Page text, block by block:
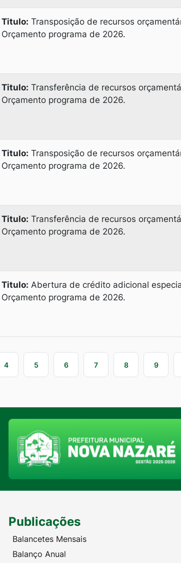
Titulo: Transposição de recursos
Orçamento programa de 2026.
Titulo: Transferência de recursos
Orçamento programa de 2026.
Titulo: Transposição de recursos
Orçamento programa de 2026.
Titulo: Transferência de recursos
Orçamento programa de 2026.
Titulo: Abertura de crédito adicional
Orçamento programa de 2026.
4 5 6 7 8 9
Publicações
Balancetes Mensais
Balanço Anual